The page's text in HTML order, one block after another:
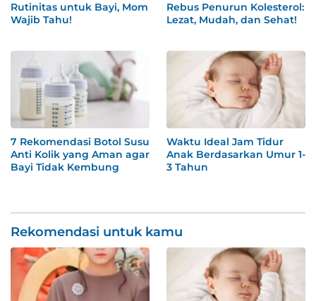
Rutinitas untuk Bayi, Mom
Wajib Tahu!
Rebus Penurun Kolesterol:
Lezat, Mudah, dan Sehat!
7 Rekomendasi Botol Susu
Anti Kolik yang Aman agar
Bayi Tidak Kembung
Waktu Ideal Jam Tidur
Anak Berdasarkan Umur 1-
3 Tahun
Rekomendasi untuk kamu